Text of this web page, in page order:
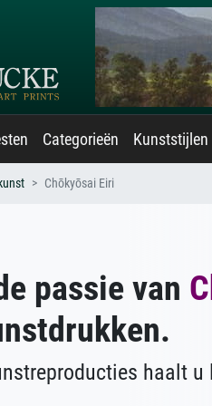
Categorieën Kunststijlen
Chōkyōsai Eiri
passie van
haalt